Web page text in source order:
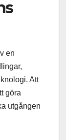
en
Att
göra
utgången